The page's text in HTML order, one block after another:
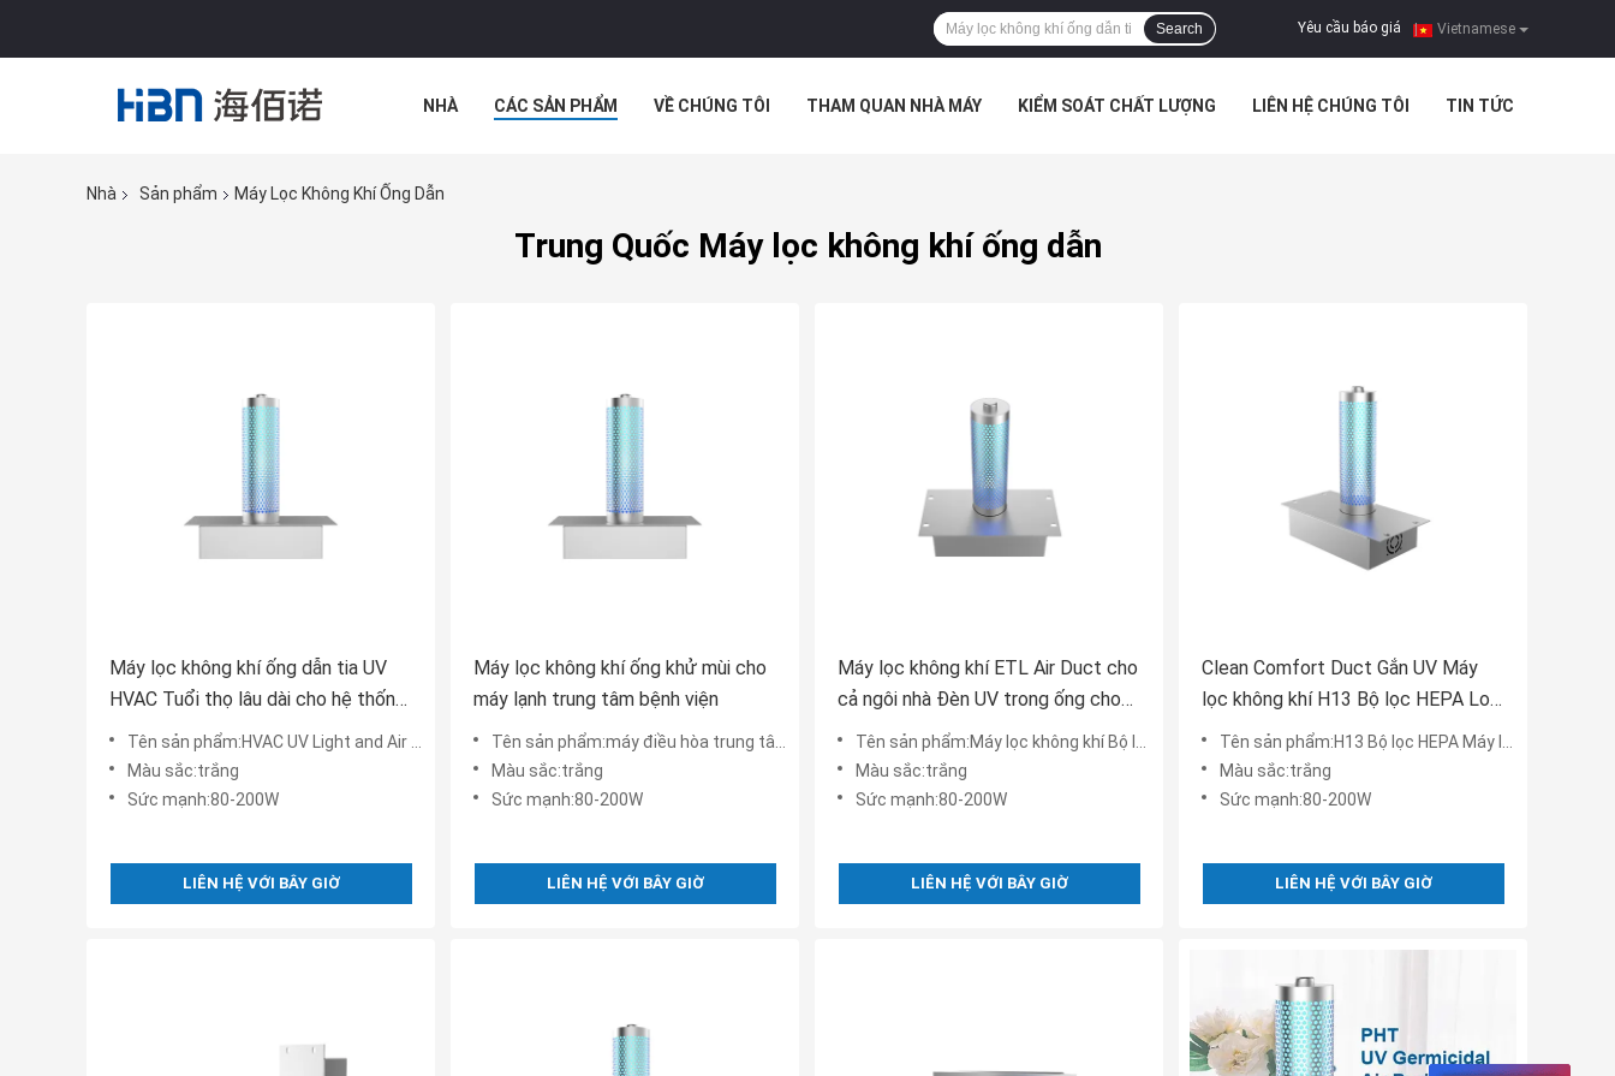
Vietnamese
Yêu cầu báo giá |
Search
NHÀ CÁC SẢN PHẨM VỀ CHÚNG TÔI THAM QUAN NHÀ MÁY KIỂM SOÁT CHẤT LƯỢNG LIÊN HỆ CHÚNG TÔI TIN TỨC
Nhà
Sản phẩm Máy Lọc Không Khí Ống Dẫn
Trung Quốc Máy lọc không khí ống dẫn
Máy lọc không khí ống dẫn tia UV
HVAC Tuổi thọ lâu dài cho hệ thống
điều hòa không khí
Tên sản phẩm:HVAC UV Light and Air Ionizer cho hệ thống điều hòa không khí Ống lọc khí Ozone cho gia đình
Màu sắc:trắng
Sức mạnh:80-200W
LIÊN HỆ VỚI BÂY GIỜ
Máy lọc không khí ống khử mùi cho
máy lạnh trung tâm bệnh viện
Tên sản phẩm:máy điều hòa trung tâm hệ thống ống gió tươi khử mùi máy lọc khử mùi máy lọc không khí trung tâm cho
Màu sắc:trắng
Sức mạnh:80-200W
LIÊN HỆ VỚI BÂY GIỜ
Máy lọc không khí ETL Air Duct cho
cả ngôi nhà Đèn UV trong ống cho
Bộ lọc diệt khuẩn HVAC AC Duct
Tên sản phẩm:Máy lọc không khí Bộ lọc toàn nhà Uv Light in Duct cho Hvac Ac (Máy lạnh) Diệt khuẩn
Màu sắc:trắng
Sức mạnh:80-200W
LIÊN HỆ VỚI BÂY GIỜ
Clean Comfort Duct Gắn UV Máy
lọc không khí H13 Bộ lọc HEPA Loại
bỏ mùi Bụi cho ngôi nhà
Tên sản phẩm:H13 Bộ lọc HEPA Máy lọc không khí trong nhà Dòng một chiều Không khí trong lành Tuần hoàn Bụi Khử mù
Màu sắc:trắng
Sức mạnh:80-200W
LIÊN HỆ VỚI BÂY GIỜ